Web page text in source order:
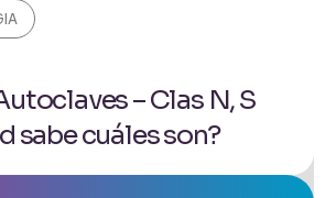
– Clas N, S
sabe cuáles son?